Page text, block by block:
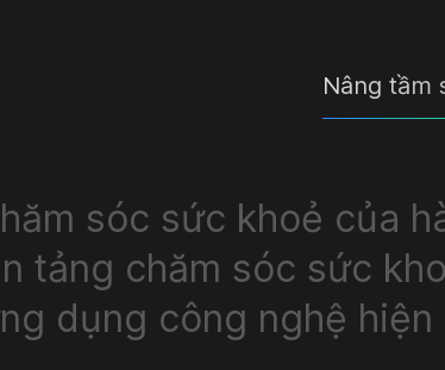
Nâng tầm
sóc sức khoẻ của
tảng chăm sóc sức
dụng công nghệ hiện
sóc sức khoẻ của
tảng chăm sóc sức
dụng công nghệ hiện